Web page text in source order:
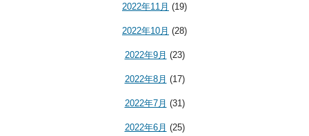
2022年11月 (19)
2022年10月 (28)
2022年9月 (23)
2022年8月 (17)
2022年7月 (31)
2022年6月 (25)